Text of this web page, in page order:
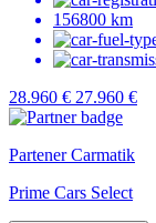
156800 km
28.960 € 27.960 €
Partener Carmatik
Prime Cars Select